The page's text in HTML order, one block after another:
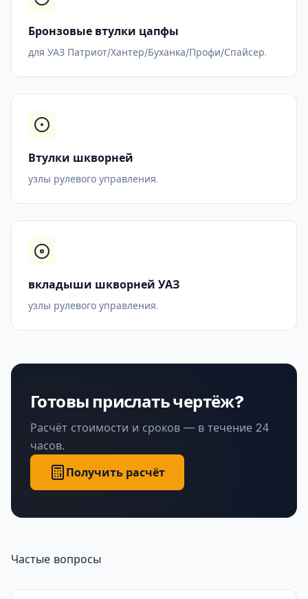
Бронзовые втулки цапфы
для УАЗ Патриот/Хантер/Буханка/Профи/Спайсер.
Втулки шкворней
узлы рулевого управления.
вкладыши шкворней УАЗ
узлы рулевого управления.
Готовы прислать чертёж?
Расчёт стоимости и сроков — в течение 24
часов.
Получить расчёт
Частые вопросы